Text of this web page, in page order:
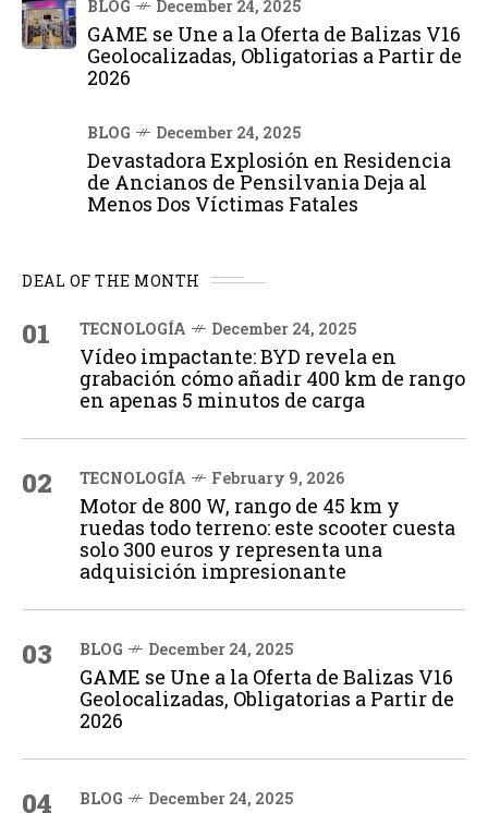
BLOG December 24, 2025
GAME se Une a la Oferta de Balizas V16
Geolocalizadas, Obligatorias a Partir de
2026
BLOG December 24, 2025
Devastadora Explosión en Residencia
de Ancianos de Pensilvania Deja al
Menos Dos Víctimas Fatales
DEAL OF THE MONTH
01 TECNOLOGÍA December 24, 2025
Vídeo impactante: BYD revela en
grabación cómo añadir 400 km de rango
en apenas 5 minutos de carga
02 TECNOLOGÍA February 9, 2026
Motor de 800 W, rango de 45 km y
ruedas todo terreno: este scooter cuesta
solo 300 euros y representa una
adquisición impresionante
03 BLOG December 24, 2025
GAME se Une a la Oferta de Balizas V16
Geolocalizadas, Obligatorias a Partir de
2026
04 BLOG December 24, 2025